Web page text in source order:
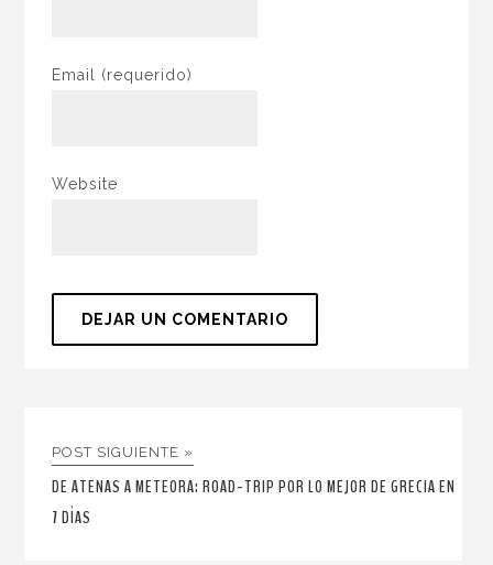
Email (requerido)
Website
POST SIGUIENTE »
DE ATENAS A METEORA: ROAD-TRIP POR LO MEJOR DE GRECIA EN
7 DÍAS